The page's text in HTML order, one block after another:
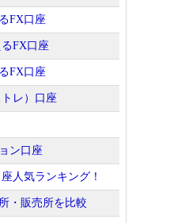
FX口座
FX口座
FX口座
レ）口座
ン口座
人気ランキング！
・販売所を比較